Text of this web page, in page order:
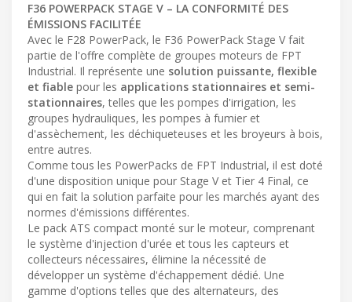
F36 POWERPACK STAGE V – LA CONFORMITÉ DES
ÉMISSIONS FACILITÉE
Avec le F28 PowerPack, le F36 PowerPack Stage V fait
partie de l'offre complète de groupes moteurs de FPT
Industrial. Il représente une solution puissante, flexible
et fiable pour les applications stationnaires et semi-
stationnaires, telles que les pompes d'irrigation, les
groupes hydrauliques, les pompes à fumier et
d'assèchement, les déchiqueteuses et les broyeurs à bois,
entre autres.
Comme tous les PowerPacks de FPT Industrial, il est doté
d'une disposition unique pour Stage V et Tier 4 Final, ce
qui en fait la solution parfaite pour les marchés ayant des
normes d'émissions différentes.
Le pack ATS compact monté sur le moteur, comprenant
le système d'injection d'urée et tous les capteurs et
collecteurs nécessaires, élimine la nécessité de
développer un système d'échappement dédié. Une
gamme d'options telles que des alternateurs, des